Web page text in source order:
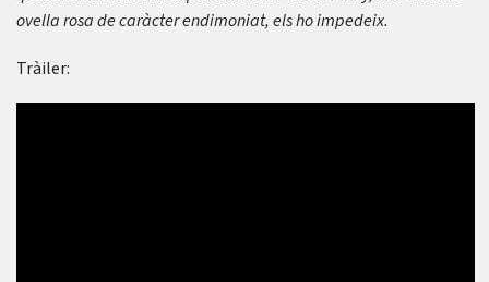
ovella rosa de caràcter endimoniat, els ho impedeix.
Tràiler: